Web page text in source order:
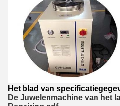
Het blad van
De Juwelenmachine van het